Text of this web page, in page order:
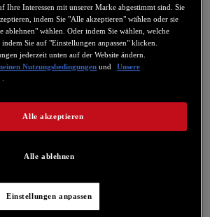
Ihre Interessen mit unserer Marke abgestimmt sind. Sie
indem Sie "Alle akzeptieren" wählen oder sie
ablehnen" wählen. Oder indem Sie wählen, welche
Sie auf "Einstellungen anpassen" klicken.
jederzeit unten auf der Website ändern.
Nutzungsbedingungen und
Unsere
Alle ablehnen
Alle akzeptieren
Einstellungen anpassen